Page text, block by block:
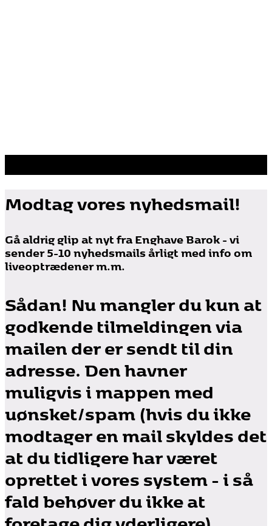
Modtag vores nyhedsmail!
Gå aldrig glip at nyt fra Enghave Barok - vi
sender 5-10 nyhedsmails årligt med info om
liveoptrædener m.m.
Sådan! Nu mangler du kun at
godkende tilmeldingen via
mailen der er sendt til din
adresse. Den havner
muligvis i mappen med
uønsket/spam (hvis du ikke
modtager en mail skyldes det
at du tidligere har været
oprettet i vores system - i så
fald behøver du ikke at
foretage dig yderligere).